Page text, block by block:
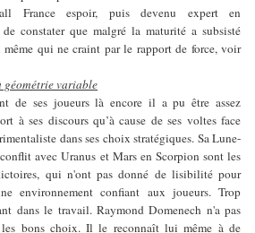
France espoir, puis devenu expert en
constater que malgré la maturité a subsisté
qui ne craint par le rapport de force, voir
géométrie variable
de ses joueurs là encore il a pu être assez
à ses discours qu’à cause de ses voltes face
dans ses choix stratégiques. Sa Lune-
avec Uranus et Mars en Scorpion sont les
qui n'ont pas donné de lisibilité pour
environnement confiant aux joueurs. Trop
dans le travail. Raymond Domenech n'a pas
bons choix. Il le reconnaît lui même à de